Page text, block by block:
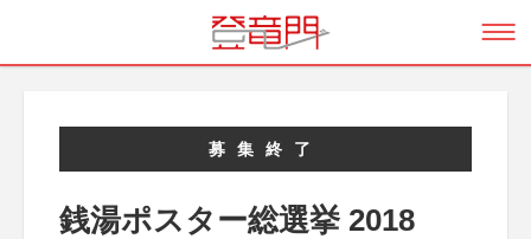
募集終了
銭湯ポスター総選挙 2018